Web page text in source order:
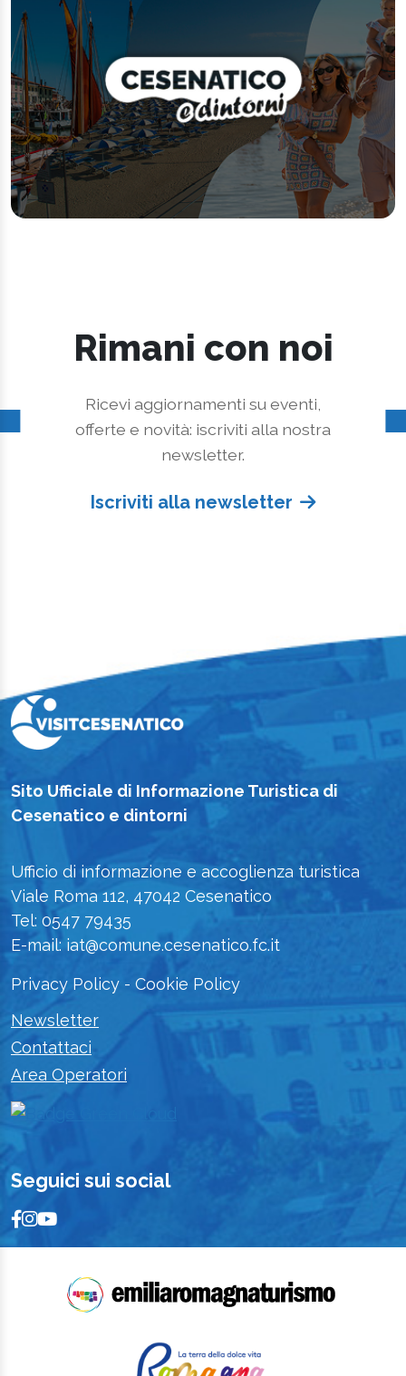
Rimani con noi
Ricevi aggiornamenti su eventi,
offerte e novità: iscriviti alla nostra
newsletter.
Iscriviti alla newsletter
Sito Ufficiale di Informazione Turistica di
Cesenatico e dintorni
Ufficio di informazione e accoglienza turistica
Viale Roma 112, 47042 Cesenatico
Tel: 0547 79435
E-mail: iat@comune.cesenatico.fc.it
Privacy Policy - Cookie Policy
Newsletter
Contattaci
Area Operatori
Seguici sui social